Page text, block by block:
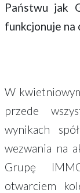
Państwu jak
funkcjonuje na
W
przede
wynikach
wezwania na
Grupę
otwarciem